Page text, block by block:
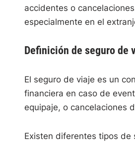
accidentes o
especialmente en el
Definición de seguro de
El seguro de viaje es un
financiera en caso de
equipaje, o cancelaciones
Existen diferentes tipos